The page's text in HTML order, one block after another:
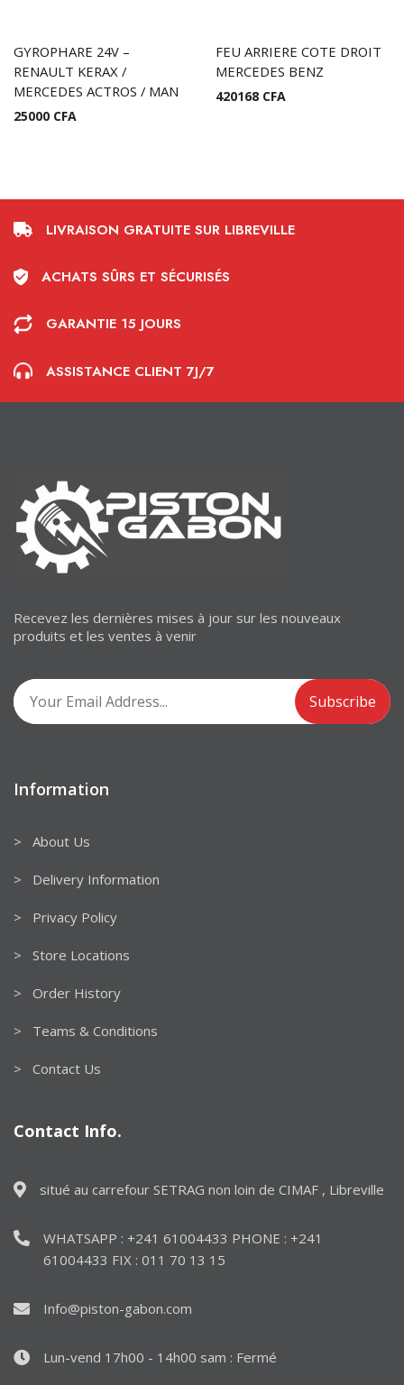
GYROPHARE 24V –
RENAULT KERAX /
MERCEDES ACTROS / MAN
25000 CFA
FEU ARRIERE COTE DROIT
MERCEDES BENZ
420168 CFA
LIVRAISON GRATUITE SUR LIBREVILLE
ACHATS SÛRS ET SÉCURISÉS
GARANTIE 15 JOURS
ASSISTANCE CLIENT 7J/7
Recevez les dernières mises à jour sur les nouveaux
produits et les ventes à venir
Information
> About Us
> Delivery Information
> Privacy Policy
> Store Locations
> Order History
> Teams & Conditions
> Contact Us
Contact Info.
situé au carrefour SETRAG non loin de CIMAF , Libreville
WHATSAPP : +241 61004433 PHONE : +241
61004433 FIX : 011 70 13 15
Info@piston-gabon.com
Lun-vend 17h00 - 14h00 sam : Fermé